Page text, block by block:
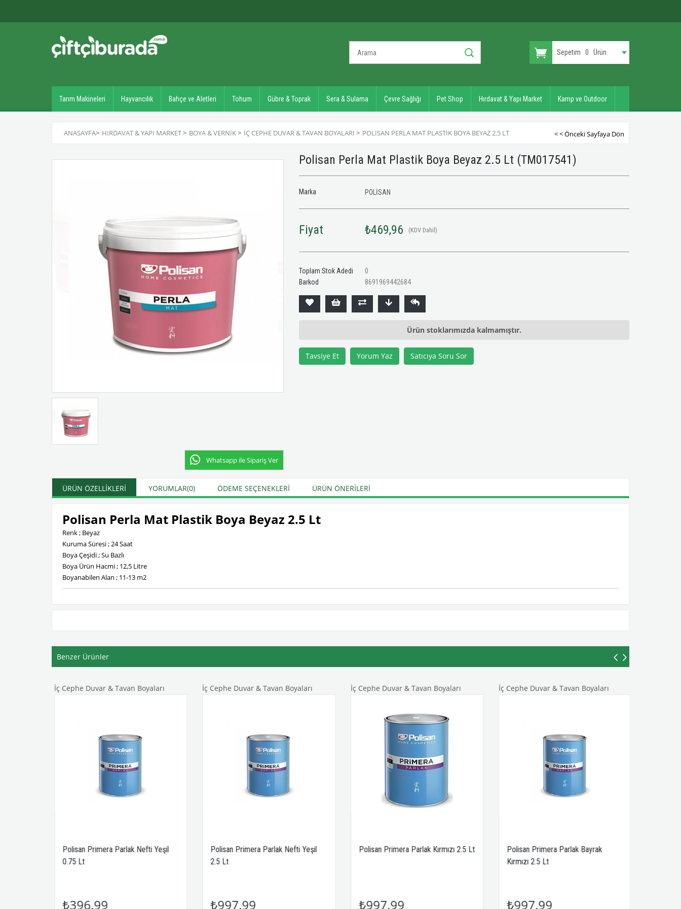
Sepetim 0 Ürün
Tarım Makineleri Hayvancılık Bahçe ve Aletleri Tohum Gübre & Toprak Sera & Sulama Çevre Sağlığı Pet Shop Hırdavat & Yapı Market Kamp ve Outdoor
ANASAYFA> HIRDAVAT & YAPI MARKET> BOYA & VERNIK> İÇ CEPHE DUVAR & TAVAN BOYALARI > POLISAN PERLA MAT PLASTIK BOYA BEYAZ 2.5 LT < < Önceki Sayfaya Dön
Whatsapp ile Sipariş Ver
Polisan Perla Mat Plastik Boya Beyaz 2.5 Lt (TM017541)
Marka POLİSAN
Fiyat ₺469,96 (KDV Dahil)
Toplam Stok Adedi
0
Barkod
8691969442684
Ürün stoklarımızda kalmamıştır.
Tavsiye Et Yorum Yaz Satıcıya Soru Sor
ÜRÜN ÖZELLIKLERI YORUMLAR(0) ÖDEME SEÇENEKLERI ÜRÜN ÖNERILERI
Polisan Perla Mat Plastik Boya Beyaz 2.5 Lt
Renk ; Beyaz
Kuruma Süresi ; 24 Saat
Boya Çeşidi ; Su Bazlı
Boya Ürün Hacmi ; 12,5 Litre
Boyanabilen Alan ; 11-13 m2
Benzer Ürünler
İç Cephe Duvar & Tavan Boyaları
Polisan Primera Parlak Nefti Yeşil
0.75 Lt
₺396,99
İç Cephe Duvar & Tavan Boyaları
Polisan Primera Parlak Nefti Yeşil
2.5 Lt
₺997,99
İç Cephe Duvar & Tavan Boyaları
Polisan Primera Parlak Kırmızı 2.5 Lt
₺997,99
İç Cephe Duvar & Tavan Boyaları
Polisan Primera Parlak Bayrak
Kırmızı 2.5 Lt
₺997,99